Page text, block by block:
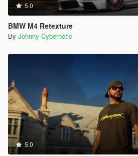
5.0
BMW M4 Retexture
By Johnny Cybernetic
5.0